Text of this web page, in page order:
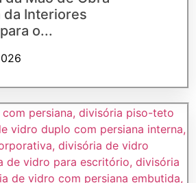
da Interiores
o...